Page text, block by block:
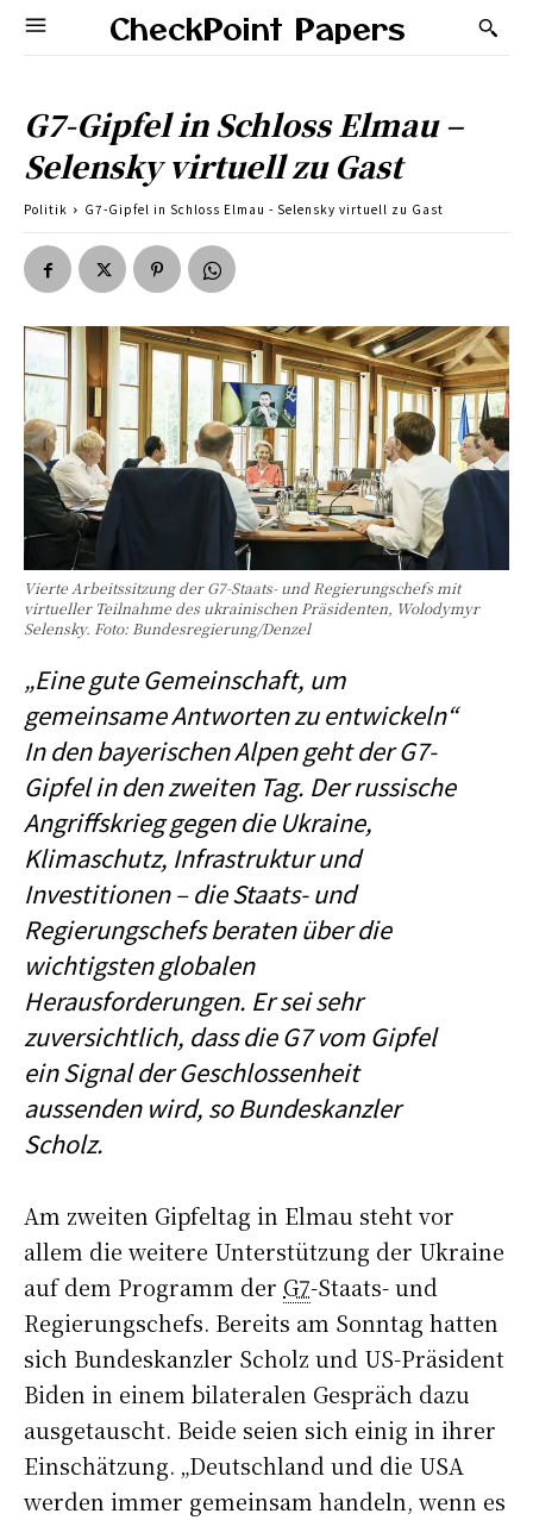
CheckPoint Papers
G7-Gipfel in Schloss Elmau –
Selensky virtuell zu Gast
Politik G7-Gipfel in Schloss Elmau - Selensky virtuell zu Gast
Vierte Arbeitssitzung der G7-Staats- und Regierungschefs mit
virtueller Teilnahme des ukrainischen Präsidenten, Wolodymyr
Selensky. Foto: Bundesregierung/Denzel
„Eine gute Gemeinschaft, um
gemeinsame Antworten zu entwickeln“
In den bayerischen Alpen geht der G7-
Gipfel in den zweiten Tag. Der russische
Angriffskrieg gegen die Ukraine,
Klimaschutz, Infrastruktur und
Investitionen – die Staats- und
Regierungschefs beraten über die
wichtigsten globalen
Herausforderungen. Er sei sehr
zuversichtlich, dass die G7 vom Gipfel
ein Signal der Geschlossenheit
aussenden wird, so Bundeskanzler
Scholz.
Am zweiten Gipfeltag in Elmau steht vor
allem die weitere Unterstützung der Ukraine
auf dem Programm der G7-Staats- und
Regierungschefs. Bereits am Sonntag hatten
sich Bundeskanzler Scholz und US-Präsident
Biden in einem bilateralen Gespräch dazu
ausgetauscht. Beide seien sich einig in ihrer
Einschätzung. „Deutschland und die USA
werden immer gemeinsam handeln, wenn es